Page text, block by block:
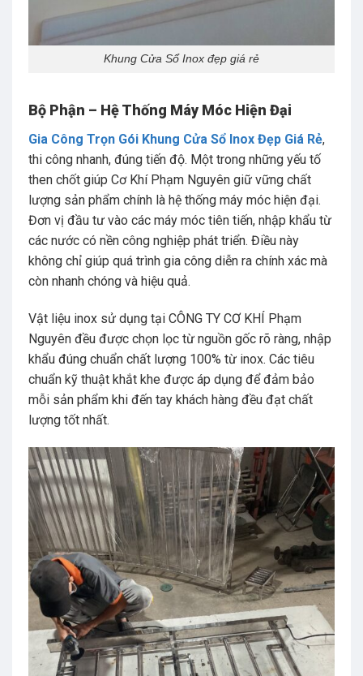
Khung Cửa Sổ Inox đẹp giá rẻ
Bộ Phận – Hệ Thống Máy Móc Hiện Đại
Gia Công Trọn Gói Khung Cửa Sổ Inox Đẹp Giá Rẻ,
thi công nhanh, đúng tiến độ. Một trong những yếu tố
then chốt giúp Cơ Khí Phạm Nguyên giữ vững chất
lượng sản phẩm chính là hệ thống máy móc hiện đại.
Đơn vị đầu tư vào các máy móc tiên tiến, nhập khẩu từ
các nước có nền công nghiệp phát triển. Điều này
không chỉ giúp quá trình gia công diễn ra chính xác mà
còn nhanh chóng và hiệu quả.
Vật liệu inox sử dụng tại CÔNG TY CƠ KHÍ Phạm
Nguyên đều được chọn lọc từ nguồn gốc rõ ràng, nhập
khẩu đúng chuẩn chất lượng 100% từ inox. Các tiêu
chuẩn kỹ thuật khắt khe được áp dụng để đảm bảo
mỗi sản phẩm khi đến tay khách hàng đều đạt chất
lượng tốt nhất.